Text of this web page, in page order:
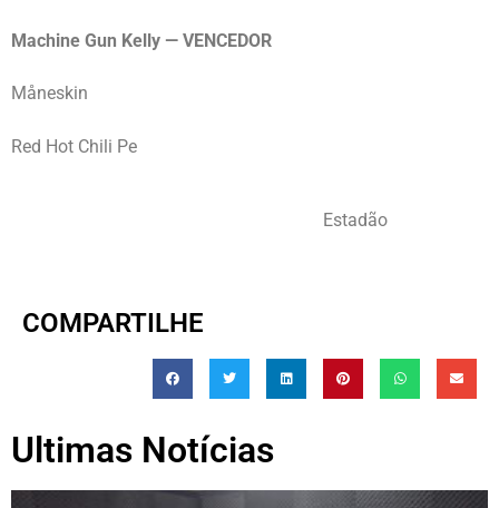
Machine Gun Kelly — VENCEDOR
Måneskin
Red Hot Chili Pe
Estadão
COMPARTILHE
Ultimas Notícias